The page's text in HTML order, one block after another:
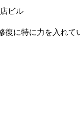
ビル
復に特に力を入れ